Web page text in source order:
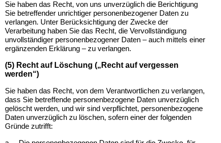
Sie haben das Recht, von uns unverzüglich die Berichtigung
Sie betreffender unrichtiger personenbezogener Daten zu
verlangen. Unter Berücksichtigung der Zwecke der
Verarbeitung haben Sie das Recht, die Vervollständigung
unvollständiger personenbezogener Daten – auch mittels einer
ergänzenden Erklärung – zu verlangen.
(5) Recht auf Löschung („Recht auf vergessen
werden“)
Sie haben das Recht, von dem Verantwortlichen zu verlangen,
dass Sie betreffende personenbezogene Daten unverzüglich
gelöscht werden, und wir sind verpflichtet, personenbezogene
Daten unverzüglich zu löschen, sofern einer der folgenden
Gründe zutrifft: